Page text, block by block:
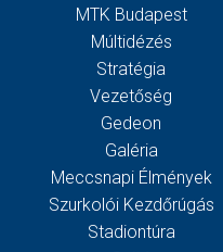
MTK Budapest
Múltidézés
Stratégia
Vezetőség
Gedeon
Galéria
Meccsnapi Élmények
Szurkolói Kezdőrúgás
Stadiontúra